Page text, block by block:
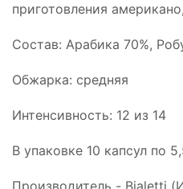
приготовления
Состав: Арабика 70%,
Обжарка: средняя
Интенсивность: 12 из 14
В упаковке 10 капсул по